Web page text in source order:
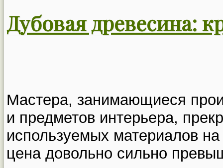
Дубовая древесина:
Мастера, занимающиеся
и предметов интерьера,
используемых материалов
цена довольно сильно